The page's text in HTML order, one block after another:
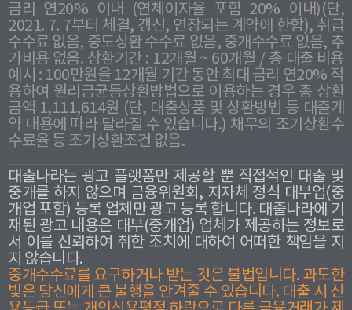
금리 연20% 이내 (연체이자율 포함 20% 이내)(단,
2021. 7. 7부터 체결, 갱신, 연장되는 계약에 한함), 취급
수수료 없음, 중도상환 수수료 없음, 중개수수료 없음, 추
가비용 없음. 상환기간 : 12개월 ~ 60개월 / 총 대출 비용
예시 : 100만원을 12개월 기간 동안 최대 금리 연20% 적
용하여 원리금균등상환방법으로 이용하는 경우 총 상환
금액 1,111,614원 (단, 대출상품 및 상환방법 등 대출계
약 내용에 따라 달라질 수 있습니다.) 채무의 조기상환수
수료율 등 조기상환조건 없음.
대출나라는 광고 플랫폼만 제공할 뿐 직접적인 대출 및
중개를 하지 않으며 금융위원회, 지자체 정식 대부업(중
개업 포함) 등록 업체만 광고 등록 합니다. 대출나라에 기
재된 광고 내용은 대부(중개업) 업체가 제공하는 정보로
서 이를 신뢰하여 취한 조치에 대하여 어떠한 책임을 지
지 않습니다.
중개수수료를 요구하거나 받는 것은 불법입니다. 과도한
빛은 당신에게 큰 불행을 안겨줄 수 있습니다. 대출 시 신